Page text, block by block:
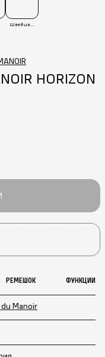
Швейцария
HORIZON
РЕМЕШОК ФУНКЦИИ
Manoir